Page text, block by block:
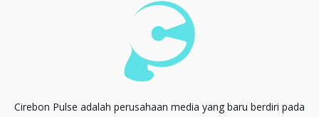
Cirebon Pulse adalah perusahaan media yang baru berdiri pada